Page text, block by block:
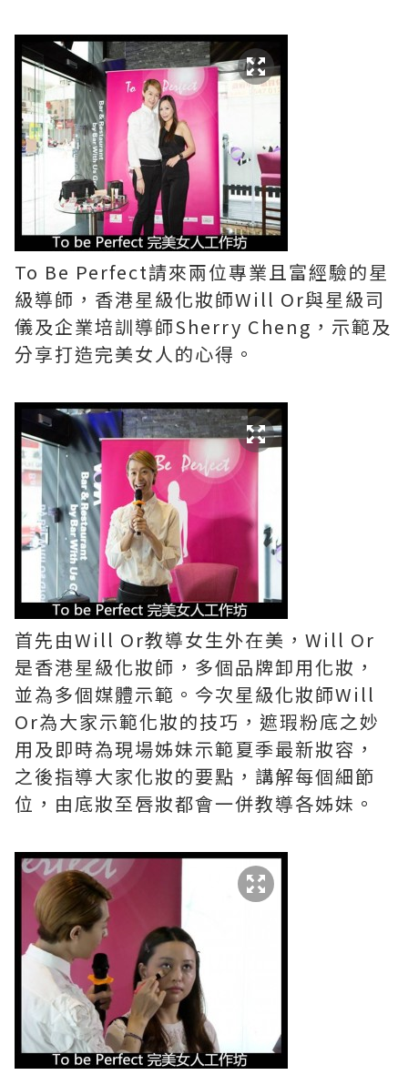
To Be Perfect請來兩位專業且富經驗的星
級導師，香港星級化妝師Will Or與星級司
儀及企業培訓導師Sherry Cheng，示範及
分享打造完美女人的心得。
首先由Will Or教導女生外在美，Will Or
是香港星級化妝師，多個品牌卸用化妝，
並為多個媒體示範。今次星級化妝師Will
Or為大家示範化妝的技巧，遮瑕粉底之妙
用及即時為現場姊妹示範夏季最新妝容，
之後指導大家化妝的要點，講解每個細節
位，由底妝至唇妝都會一併教導各姊妹。